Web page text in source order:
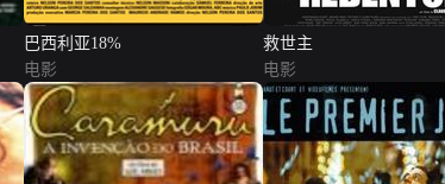
巴西利亚18%
电影
救世主
电影